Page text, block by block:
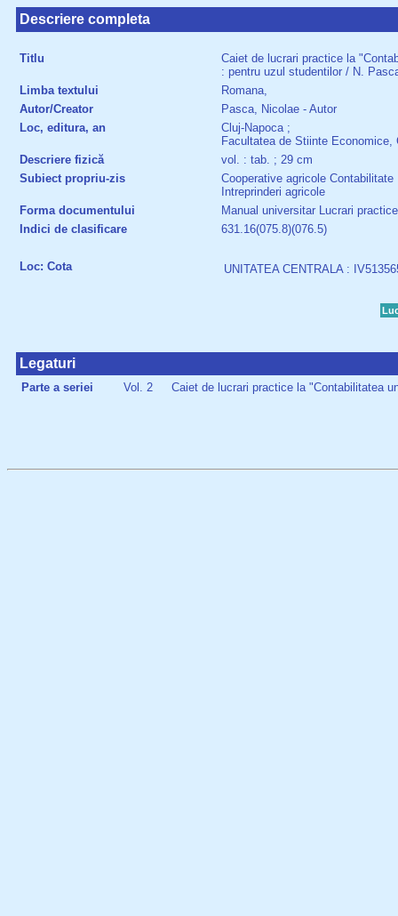
Descriere completa
Titlu
Caiet de lucrari practice la
: pentru uzul studentilor / N.
Limba textului
Romana,
Autor/Creator
Pasca, Nicolae - Autor
Loc, editura, an
Cluj-Napoca ;
Facultatea de Stiinte Economice,
Descriere fizică
vol. : tab. ; 29 cm
Subiect propriu-zis
Cooperative agricole Contabilitate
Intreprinderi agricole
Forma documentului
Manual universitar Lucrari practice
Indici de clasificare
631.16(075.8)(076.5)
Loc: Cota UNITATEA CENTRALA :
Legaturi
Parte a seriei Vol. 2 Caiet de lucrari practice la "Contabilitatea